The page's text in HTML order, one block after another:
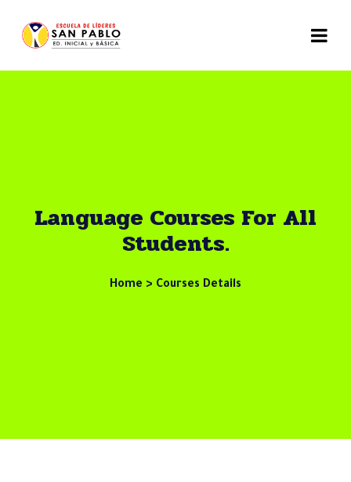
Language Courses For All
Students.
Home > Courses Details